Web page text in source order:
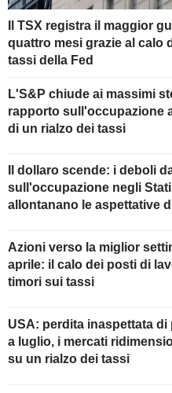
Il TSX registra il maggior
quattro mesi grazie al calo
tassi della Fed
L'S&P chiude ai massimi
rapporto sull'occupazione
di un rialzo dei tassi
Il dollaro scende: i deboli
sull'occupazione negli
allontanano le aspettative
Azioni verso la miglior
aprile: il calo dei posti di
timori sui tassi
USA: perdita inaspettata
a luglio, i mercati
su un rialzo dei tassi